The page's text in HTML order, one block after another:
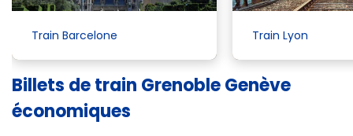
Train Barcelone Train Lyon
Billets de train Grenoble Genève
économiques